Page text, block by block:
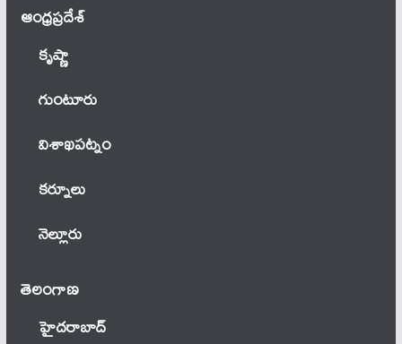
ఆంధ్ర‌ప్ర‌దేశ్
కృష్ణా
గుంటూరు
విశాఖపట్నం
కర్నూలు
నెల్లూరు
తెలంగాణ‌
హైదరాబాద్